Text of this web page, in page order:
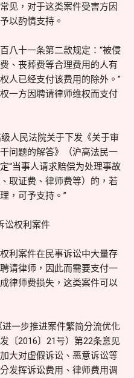
见，对于这类案件受害方因
以酌情支持。
八十一条第二款规定：“被侵
、丧葬费等合理费用的人有
人已经支付该费用的除外。”
一方因聘请律师维权而支付
人民法院关于下发《关于审
问题的解答》（沪高法民一
“当事人请求赔偿为处理事故
取证费、律师费等）的，若
，可予支持。”
讼权利案件
利案件在民事诉讼中大量存
请律师，因此而需要支付一
律师费损失，这类案件可以
一步推进案件繁简分流优化
〔2016〕21号）第22条意见
大对虚假诉讼、恶意诉讼等
发挥诉讼费用、律师费用调